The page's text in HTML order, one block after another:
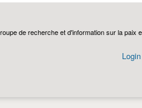
de recherche et d'information sur la paix
Login